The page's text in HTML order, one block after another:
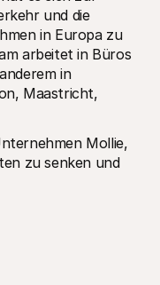
und die
in Europa zu
arbeitet in Büros
in
Maastricht,
Mollie,
zu senken und